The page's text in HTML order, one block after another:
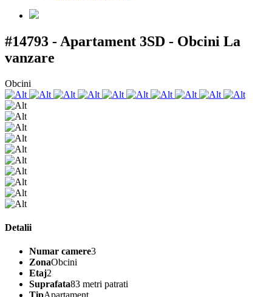
#14793 - Apartament 3SD - Obcini La
vanzare
Obcini
Detalii
Numar camere3
ZonaObcini
Etaj2
Suprafata83 metri patrati